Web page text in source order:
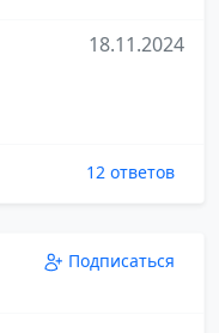
18.11.2024
12 ответов
Подписаться